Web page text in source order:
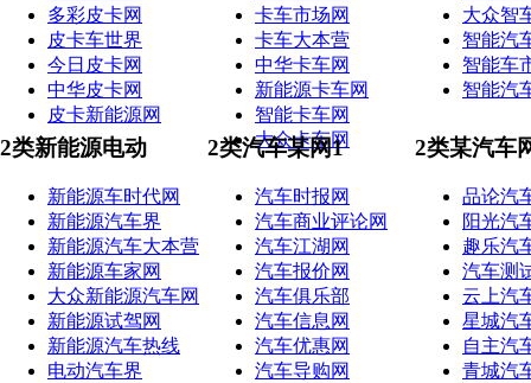
多彩皮卡网
皮卡车世界
今日皮卡网
中华皮卡网
皮卡新能源网
卡车市场网
卡车大本营
中华卡车网
新能源卡车网
智能卡车网
大众卡车网
大众智
智能汽
智能车
智能汽
2类新能源电动
新能源车时代网
新能源汽车界
新能源汽车大本营
新能源车家网
大众新能源汽车网
新能源试驾网
新能源汽车热线
电动汽车界
2类汽车某网1
汽车时报网
汽车商业评论网
汽车江湖网
汽车报价网
汽车俱乐部
汽车信息网
汽车优惠网
汽车导购网
2类某汽车
品论汽
阳光汽
趣乐汽
汽车测
云上汽
星城汽
自主汽
青城汽